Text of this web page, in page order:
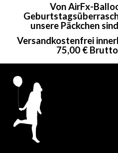
Von AirFx-
unsere Päckchen
Versandkostenfrei
75,00 €